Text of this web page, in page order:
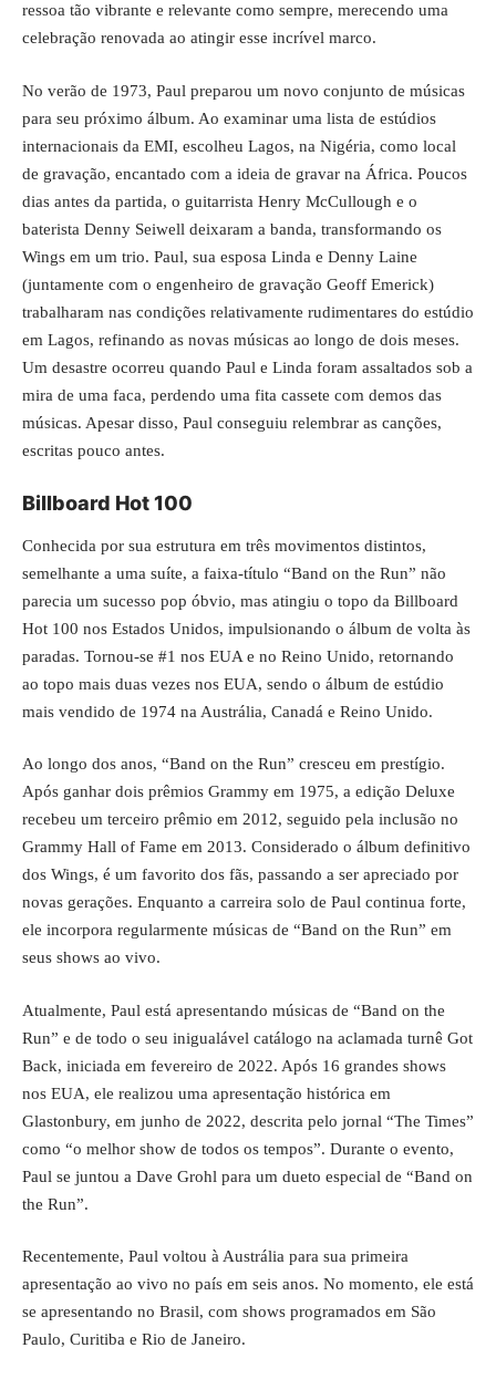
ressoa tão vibrante e relevante como sempre, merecendo uma
celebração renovada ao atingir esse incrível marco.
No verão de 1973, Paul preparou um novo conjunto de músicas
para seu próximo álbum. Ao examinar uma lista de estúdios
internacionais da EMI, escolheu Lagos, na Nigéria, como local
de gravação, encantado com a ideia de gravar na África. Poucos
dias antes da partida, o guitarrista Henry McCullough e o
baterista Denny Seiwell deixaram a banda, transformando os
Wings em um trio. Paul, sua esposa Linda e Denny Laine
(juntamente com o engenheiro de gravação Geoff Emerick)
trabalharam nas condições relativamente rudimentares do estúdio
em Lagos, refinando as novas músicas ao longo de dois meses.
Um desastre ocorreu quando Paul e Linda foram assaltados sob a
mira de uma faca, perdendo uma fita cassete com demos das
músicas. Apesar disso, Paul conseguiu relembrar as canções,
escritas pouco antes.
Billboard Hot 100
Conhecida por sua estrutura em três movimentos distintos,
semelhante a uma suíte, a faixa-título “Band on the Run” não
parecia um sucesso pop óbvio, mas atingiu o topo da Billboard
Hot 100 nos Estados Unidos, impulsionando o álbum de volta às
paradas. Tornou-se #1 nos EUA e no Reino Unido, retornando
ao topo mais duas vezes nos EUA, sendo o álbum de estúdio
mais vendido de 1974 na Austrália, Canadá e Reino Unido.
Ao longo dos anos, “Band on the Run” cresceu em prestígio.
Após ganhar dois prêmios Grammy em 1975, a edição Deluxe
recebeu um terceiro prêmio em 2012, seguido pela inclusão no
Grammy Hall of Fame em 2013. Considerado o álbum definitivo
dos Wings, é um favorito dos fãs, passando a ser apreciado por
novas gerações. Enquanto a carreira solo de Paul continua forte,
ele incorpora regularmente músicas de “Band on the Run” em
seus shows ao vivo.
Atualmente, Paul está apresentando músicas de “Band on the
Run” e de todo o seu inigualável catálogo na aclamada turnê Got
Back, iniciada em fevereiro de 2022. Após 16 grandes shows
nos EUA, ele realizou uma apresentação histórica em
Glastonbury, em junho de 2022, descrita pelo jornal “The Times”
como “o melhor show de todos os tempos”. Durante o evento,
Paul se juntou a Dave Grohl para um dueto especial de “Band on
the Run”.
Recentemente, Paul voltou à Austrália para sua primeira
apresentação ao vivo no país em seis anos. No momento, ele está
se apresentando no Brasil, com shows programados em São
Paulo, Curitiba e Rio de Janeiro.